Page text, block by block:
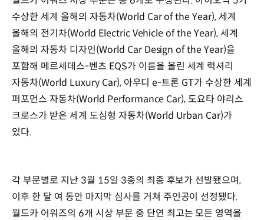
수상한 세계 올해의 자동차(World Car of the Year), 세계
올해의 전기차(World Electric Vehicle of the Year), 세계
올해의 자동차 디자인(World Car Design of the Year)을
포함해 메르세데스-벤츠 EQS가 이름을 올린 세계 럭셔리
자동차(World Luxury Car), 아우디 e-트론 GT가 수상한 세계
퍼포먼스 자동차(World Performance Car), 도요타 야리스
크로스가 받은 세계 도심형 자동차(World Urban Car)가
있다.
각 부문별로 지난 3월 15일 3종의 최종 후보가 선발됐으며,
이후 한 달 여 동안 마지막 심사를 거쳐 주인공이 선정됐다.
월드카 어워즈의 6개 시상 부문 중 단연 최고는 모든 영역을